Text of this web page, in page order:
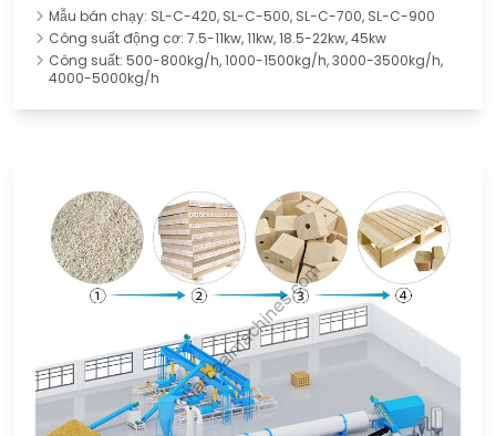
Mẫu bán chạy: SL-C-420, SL-C-500, SL-C-700, SL-C-900
Công suất động cơ: 7.5-11kw, 11kw, 18.5-22kw, 45kw
Công suất: 500-800kg/h, 1000-1500kg/h, 3000-3500kg/h,
4000-5000kg/h